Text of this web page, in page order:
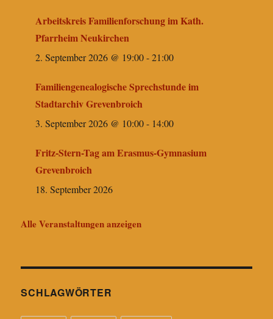
Arbeitskreis Familienforschung im Kath.
Pfarrheim Neukirchen
2. September 2026 @ 19:00-21:00
Familiengenealogische Sprechstunde im
Stadtarchiv Grevenbroich
3. September 2026 @ 10:00- 14:00
Fritz-Stern-Tag am Erasmus-Gymnasium
Grevenbroich
18. September 2026
Alle Veranstaltungen anzeigen
SCHLAGWÖRTER